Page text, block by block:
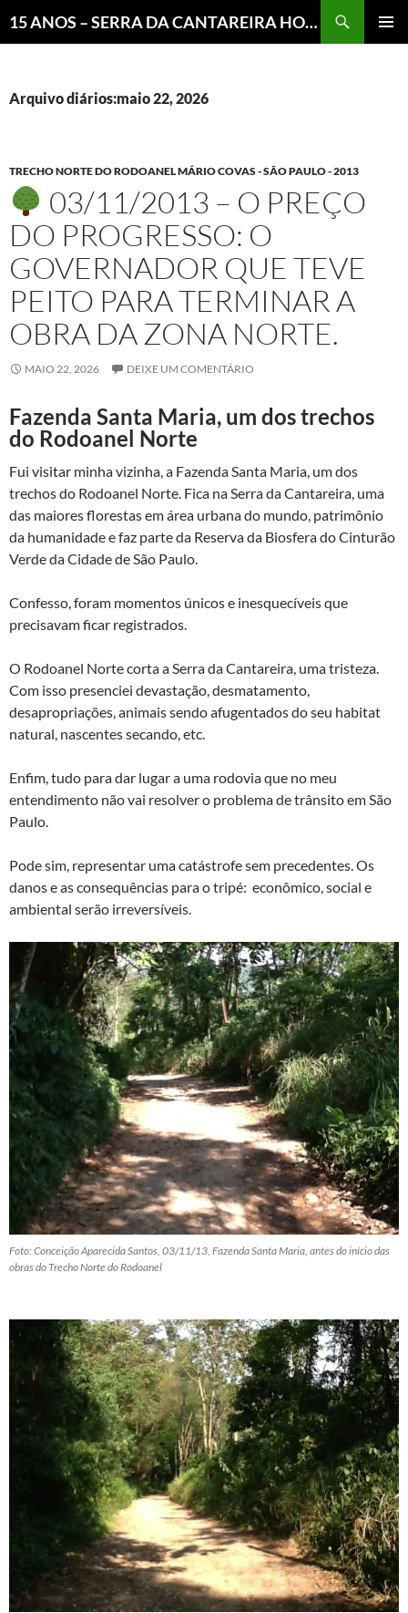
15 ANOS – SERRA DA CANTAREIRA HOJE E COTIDIANO DO BRASIL E DO MUNDO
Arquivo diários:maio 22, 2026
TRECHO NORTE DO RODOANEL MÁRIO COVAS - SÃO PAULO - 2013
03/11/2013 – O PREÇO
DO PROGRESSO: O
GOVERNADOR QUE TEVE
PEITO PARA TERMINAR A
OBRA DA ZONA NORTE.
MAIO 22, 2026 DEIXE UM COMENTÁRIO
Fazenda Santa Maria, um dos trechos
do Rodoanel Norte
Fui visitar minha vizinha, a Fazenda Santa Maria, um dos
trechos do Rodoanel Norte. Fica na Serra da Cantareira, uma
das maiores florestas em área urbana do mundo, patrimônio
da humanidade e faz parte da Reserva da Biosfera do Cinturão
Verde da Cidade de São Paulo.
Confesso, foram momentos únicos e inesquecíveis que
precisavam ficar registrados.
O Rodoanel Norte corta a Serra da Cantareira, uma tristeza.
Com isso presenciei devastação, desmatamento,
desapropriações, animais sendo afugentados do seu habitat
natural, nascentes secando, etc.
Enfim, tudo para dar lugar a uma rodovia que no meu
entendimento não vai resolver o problema de trânsito em São
Paulo.
Pode sim, representar uma catástrofe sem precedentes. Os
danos e as consequências para o tripé: econômico, social e
ambiental serão irreversíveis.
Foto: Conceição Aparecida Santos, 03/11/13, Fazenda Santa Maria, antes do início das
obras do Trecho Norte do Rodoanel